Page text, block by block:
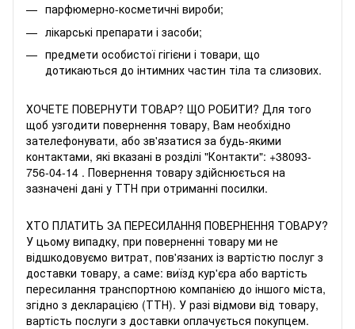
парфюмерно-косметичні вироби;
лікарські препарати і засоби;
предмети особистої гігієни і товари, що
дотикаються до інтимних частин тіла та слизових.
ХОЧЕТЕ ПОВЕРНУТИ ТОВАР? ЩО РОБИТИ? Для того
щоб узгодити повернення товару, Вам необхідно
зателефонувати, або зв'язатися за будь-якими
контактами, які вказані в розділі "Контакти": +38093-
756-04-14 . Повернення товару здійснюється на
зазначені дані у ТТН при отриманні посилки.
ХТО ПЛАТИТЬ ЗА ПЕРЕСИЛАННЯ ПОВЕРНЕННЯ ТОВАРУ?
У цьому випадку, при поверненні товару ми не
відшкодовуємо витрат, пов'язаних із вартістю послуг з
доставки товару, а саме: виїзд кур'єра або вартість
пересилання транспортною компанією до іншого міста,
згідно з декларацією (ТТН). У разі відмови від товару,
вартість послуги з доставки оплачується покупцем.